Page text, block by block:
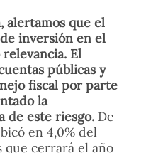
alertamos que el
inversión en el
El
públicas y
fiscal por parte
la
de este riesgo. De
en 4,0% del
que cerrará el año